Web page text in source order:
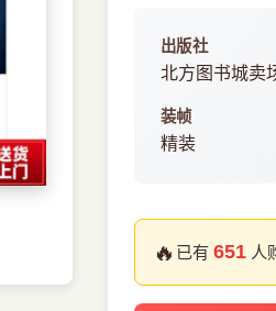
出版社
北方图书城卖
装帧
精装
🔥 已有 651人